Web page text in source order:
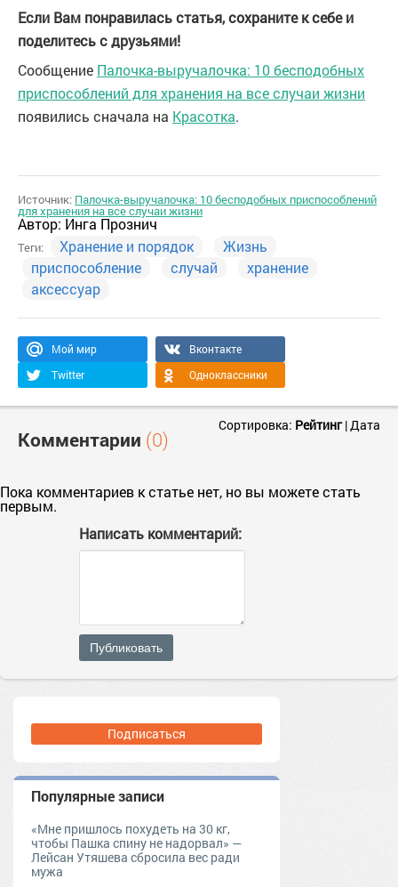
Если Вам понравилась статья, сохраните к себе и
поделитесь с друзьями!
Сообщение Палочка-выручалочка: 10 бесподобных
приспособлений для хранения на все случаи жизни
появились сначала на Красотка.
Источник: Палочка-выручалочка: 10 бесподобных приспособлений
для хранения на все случаи жизни
Автор: Инга Прознич
Теги: Хранение и порядок
Жизнь
приспособление
случай
хранение
аксессуар
Мой мир
Вконтакте
Twitter
Одноклассники
Комментарии (0)
Сортировка: Рейтинг|Дата
Пока комментариев к статье нет, но вы можете стать
первым.
Написать комментарий:
Публиковать
Подписаться
Популярные записи
«Мне пришлось похудеть на 30 кг,
чтобы Пашка спину не надорвал» —
Лейсан Утяшева сбросила вес ради
мужа